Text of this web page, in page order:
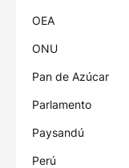
OEA
ONU
Pan de Azúcar
Parlamento
Paysandú
Perú